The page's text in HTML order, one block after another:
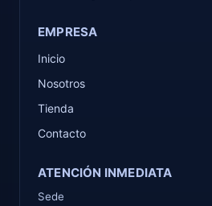
EMPRESA
Inicio
Nosotros
Tienda
Contacto
ATENCIÓN INMEDIATA
Sede